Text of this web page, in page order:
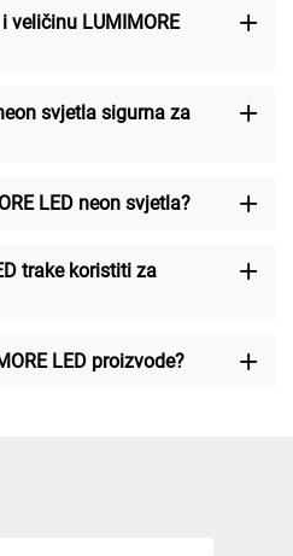
veličinu LUMIMORE
svjetla sigurna za
LED neon svjetla?
trake koristiti za
LED proizvode?